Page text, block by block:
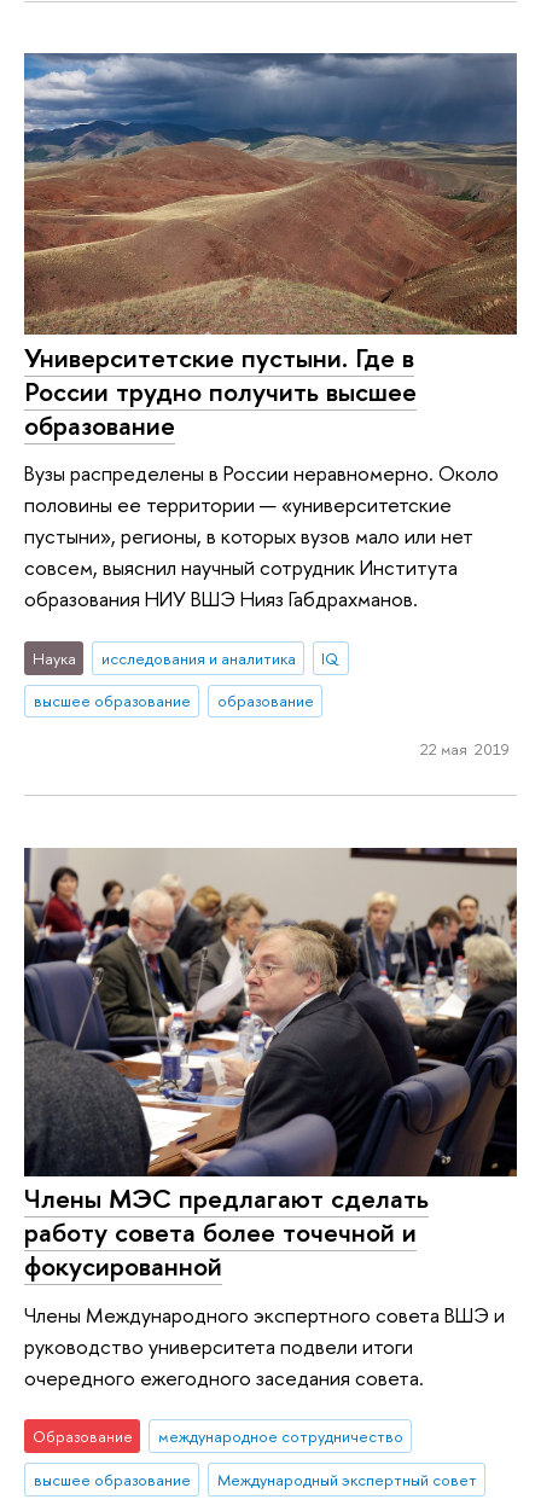
Университетские пустыни. Где в
России трудно получить высшее
образование
Вузы распределены в России неравномерно. Около
половины ее территории — «университетские
пустыни», регионы, в которых вузов мало или нет
совсем, выяснил научный сотрудник Института
образования НИУ ВШЭ Нияз Габдрахманов.
Наука исследования и аналитика
IQ
высшее образование
образование
22 мая 2019
Члены МЭС предлагают сделать
работу совета более точечной и
фокусированной
Члены Международного экспертного совета ВШЭ и
руководство университета подвели итоги
очередного ежегодного заседания совета.
Образование
международное сотрудничество
высшее образование
Международный экспертный совет